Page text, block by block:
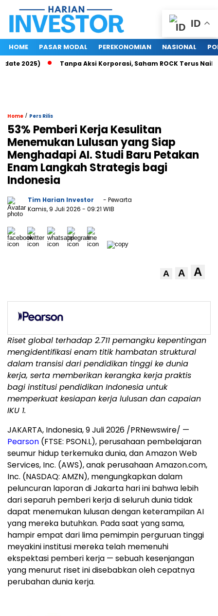
HOME PASAR MODAL PEREKONOMIAN NASIONAL
2025) Tanpa Aksi Korporasi, Saham ROCK Terus Naik,
Home / Pers Rilis
53% Pemberi Kerja Kesulitan
Menemukan Lulusan yang Siap
Menghadapi AI. Studi Baru Petakan
Enam Langkah Strategis bagi
Indonesia
Tim Harian Investor
- Pewarta
Kamis, 9 Juli 2026 - 09:21 WIB
A A A
Riset global terhadap 2.711 pemangku kepentingan
mengidentifikasi enam titik hambatan struktural
dalam transisi dari pendidikan tinggi ke dunia
kerja, serta memberikan kerangka kerja praktis
bagi institusi pendidikan Indonesia untuk
memperkuat kesiapan kerja lulusan dan capaian
IKU 1.
JAKARTA, Indonesia,9 Juli 2026 /PRNewswire/ —
Pearson (FTSE: PSON.L), perusahaan pembelajaran
seumur hidup terkemuka dunia, dan Amazon Web
Services, Inc. (AWS), anak perusahaan Amazon.com,
Inc. (NASDAQ: AMZN), mengungkapkan dalam
peluncuran laporan di Jakarta hari ini bahwa lebih
dari separuh pemberi kerja di seluruh dunia tidak
dapat menemukan lulusan dengan keterampilan AI
yang mereka butuhkan. Pada saat yang sama,
hampir empat dari lima pemimpin perguruan tinggi
meyakini institusi mereka telah memenuhi
ekspektasi pemberi kerja — sebuah kesenjangan
yang menurut riset ini disebabkan oleh cepatnya
perubahan dunia kerja.
ID